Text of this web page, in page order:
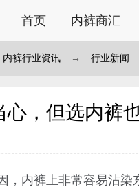
首页 内裤商汇
内裤行业资讯 → 行业新闻
心，但选内裤
，内裤上非常容易沾